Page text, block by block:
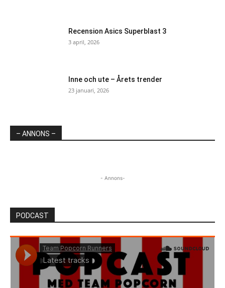
Recension Asics Superblast 3
3 april, 2026
Inne och ute – Årets trender
23 januari, 2026
– ANNONS –
- Annons-
PODCAST